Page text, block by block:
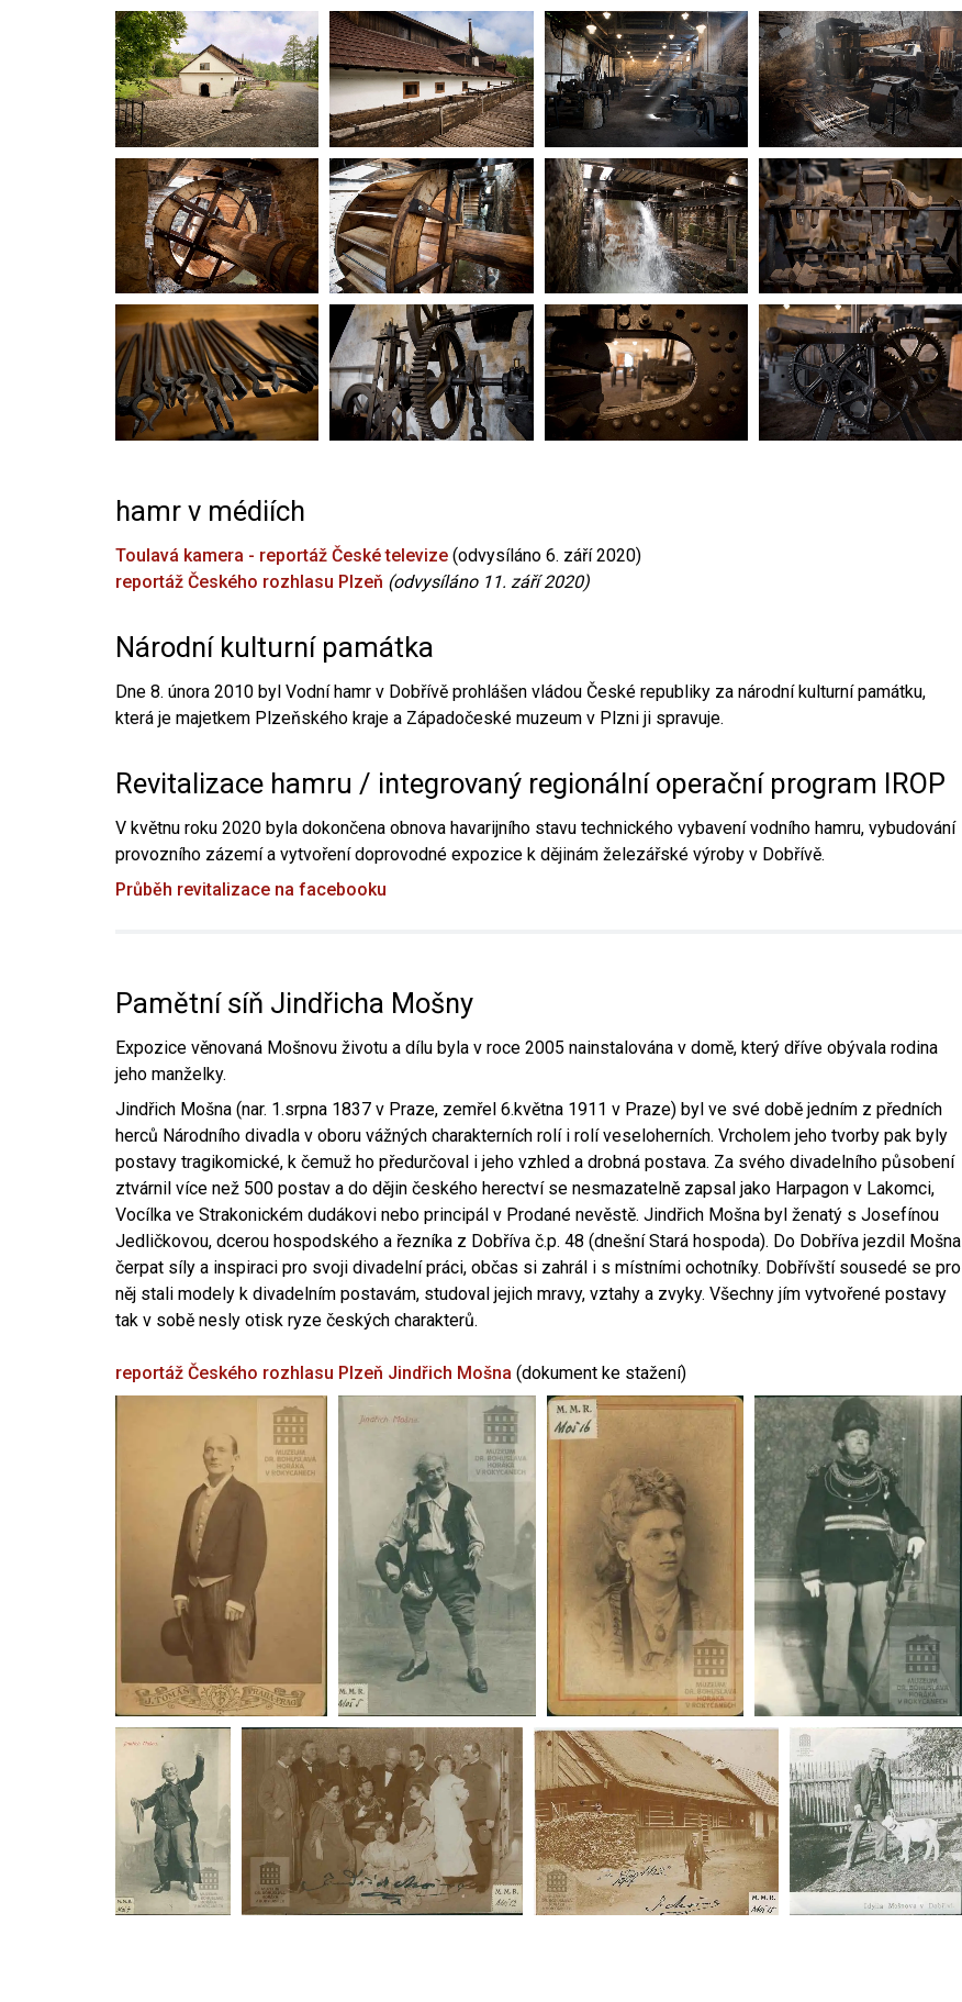
hamr v médiích
Toulavá kamera - reportáž České televize (odvysíláno 6. září 2020)
reportáž Českého rozhlasu Plzeň (odvysíláno 11. září 2020)
Národní kulturní památka
Dne 8. února 2010 byl Vodní hamr v Dobřívě prohlášen vládou České republiky za národní kulturní památku,
která je majetkem Plzeňského kraje a Západočeské muzeum v Plzni ji spravuje.
Revitalizace hamru / integrovaný regionální operační program IROP
V květnu roku 2020 byla dokončena obnova havarijního stavu technického vybavení vodního hamru, vybudování
provozního zázemí a vytvoření doprovodné expozice k dějinám železářské výroby v Dobřívě.
Průběh revitalizace na facebooku
Pamětní síň Jindřicha Mošny
Expozice věnovaná Mošnovu životu a dílu byla v roce 2005 nainstalována v domě, který dříve obývala rodina
jeho manželky.
Jindřich Mošna (nar. 1.srpna 1837 v Praze, zemřel 6.května 1911 v Praze) byl ve své době jedním z předních
herců Národního divadla v oboru vážných charakterních rolí i rolí veseloherních. Vrcholem jeho tvorby pak byly
postavy tragikomické, k čemuž ho předurčoval i jeho vzhled a drobná postava. Za svého divadelního působení
ztvárnil více než 500 postav a do dějin českého herectví se nesmazatelně zapsal jako Harpagon v Lakomci,
Vocílka ve Strakonickém dudákovi nebo principál v Prodané nevěstě. Jindřich Mošna byl ženatý s Josefínou
Jedličkovou, dcerou hospodského a řezníka z Dobříva č.p. 48 (dnešní Stará hospoda). Do Dobříva jezdil Mošna
čerpat síly a inspiraci pro svoji divadelní práci, občas si zahrál i s místními ochotníky. Dobřívští sousedé se pro
něj stali modely k divadelním postavám, studoval jejich mravy, vztahy a zvyky. Všechny jím vytvořené postavy
tak v sobě nesly otisk ryze českých charakterů.
reportáž Českého rozhlasu Plzeň Jindřich Mošna (dokument ke stažení)